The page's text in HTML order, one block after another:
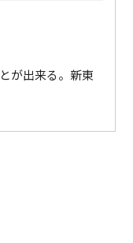
が出来る。新東